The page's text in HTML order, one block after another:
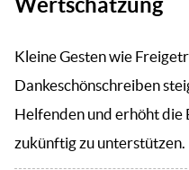
Wertschätzung
Kleine Gesten wie
Dankeschönschreiben
Helfenden und erhöht die
zukünftig zu unterstützen.